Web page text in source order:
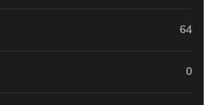
64
0